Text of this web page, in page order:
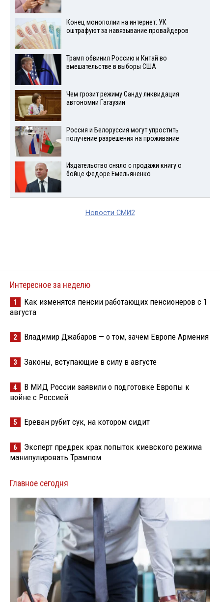
Конец монополии на интернет: УК
оштрафуют за навязывание провайдеров
Трамп обвинил Россию и Китай во
вмешательстве в выборы США
Чем грозит режиму Санду ликвидация
автономии Гагаузии
Россия и Белоруссия могут упростить
получение разрешения на проживание
Издательство сняло с продажи книгу о
бойце Федоре Емельяненко
Новости СМИ2
Интересное за неделю
1
Как изменятся пенсии работающих пенсионеров с 1
августа
2 Владимир Джабаров — о том, зачем Европе Армения
3 Законы, вступающие в силу в августе
4
В МИД России заявили о подготовке Европы к
войне с Россией
5 Ереван рубит сук, на котором сидит
6
Эксперт предрек крах попыток киевского режима
манипулировать Трампом
Главное сегодня